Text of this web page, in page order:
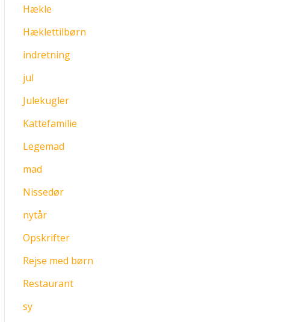
Hækle
Hæklettilbørn
indretning
jul
Julekugler
Kattefamilie
Legemad
mad
Nissedør
nytår
Opskrifter
Rejse med børn
Restaurant
sy